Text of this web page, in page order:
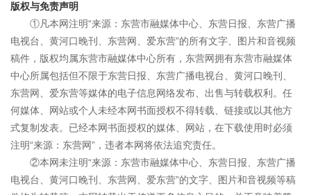
版权与免责声明
①凡本网注明“来源：东营市融媒体中心、东营日报、东营广播
电视台、黄河口晚刊、东营网、爱东营”的所有文字、图片和音视频
稿件，版权均属东营市融媒体中心所有，东营网拥有东营市融媒体
中心所属包括但不限于东营日报、东营广播电视台、黄河口晚刊、
东营网、爱东营等媒体的电子信息网络发布、出售与转载权利。任
何媒体、网站或个人未经本网书面授权不得转载、链接或以其他方
式复制发表。已经本网书面授权的媒体、网站，在下载使用时必须
注明“来源：东营网”，违者本网将依法追究责任。
②本网未注明“来源：东营市融媒体中心、东营日报、东营广播
电视台、黄河口晚刊、东营网、爱东营”的文字、图片和音视频等稿